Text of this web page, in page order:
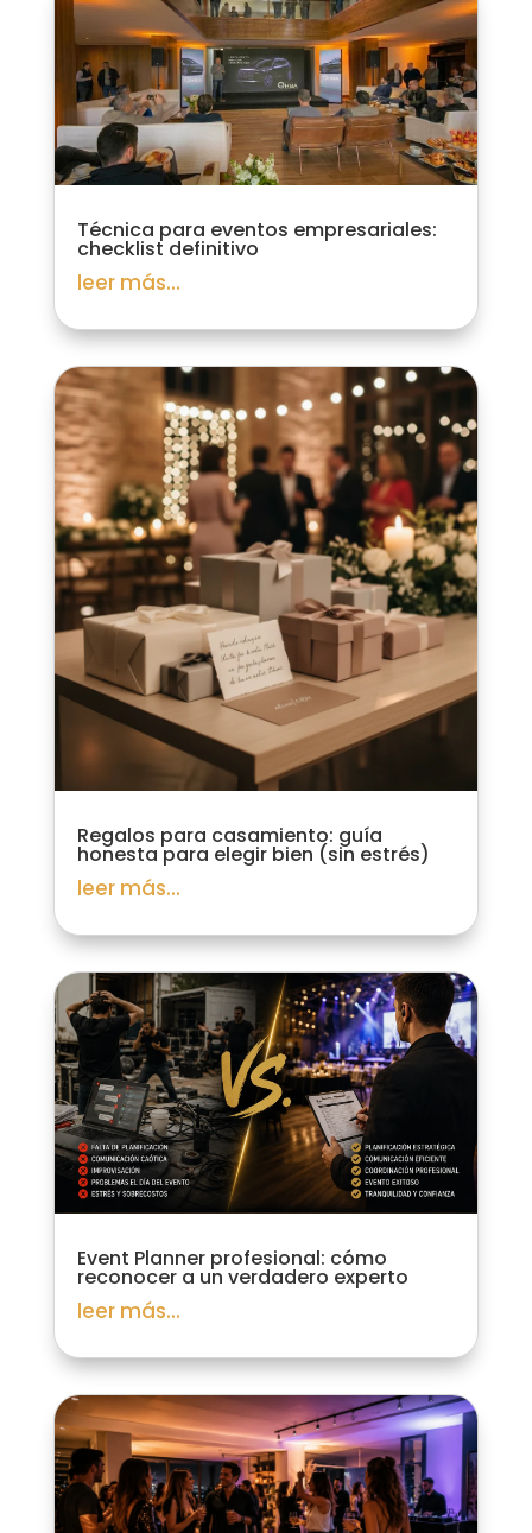
Técnica para eventos empresariales:
checklist definitivo
leer más...
Regalos para casamiento: guía
honesta para elegir bien (sin estrés)
leer más...
Event Planner profesional: cómo
reconocer a un verdadero experto
leer más...